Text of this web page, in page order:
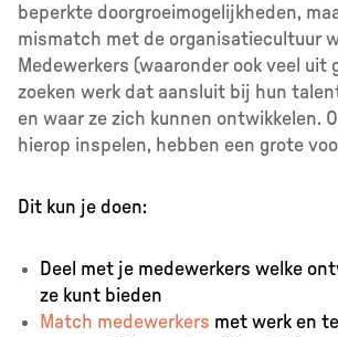
beperkte doorgroeimogelijkheden,
mismatch met de organisatiecultuur
Medewerkers (waaronder ook veel uit
zoeken werk dat aansluit bij hun
en waar ze zich kunnen ontwikkelen.
hierop inspelen, hebben een grote
Dit kun je doen:
Deel met je medewerkers welke
ze kunt bieden
Match medewerkers met werk en